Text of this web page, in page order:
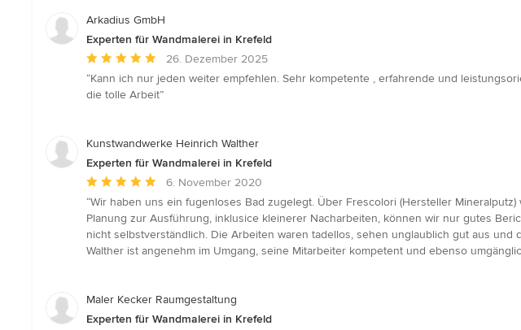
Arkadius GmbH
Experten für Wandmalerei in Krefeld
Durchschnittliche
Bewertung:
5
Sternen
26. Dezember 2025
“Kann ich nur jeden weiter empfehlen. Sehr kompetente , erfahrende und
die tolle Arbeit”
Kunstwandwerke Heinrich Walther
Experten für Wandmalerei in Krefeld
Durchschnittliche
Bewertung:
5
von
5
6. November 2020
“Wir haben uns ein fugenloses Bad zugelegt. Über Frescolori (Hersteller
Planung zur Ausführung, inklusice kleinerer Nacharbeiten, können wir nur gutes
nicht selbstverständlich. Die Arbeiten waren tadellos, sehen unglaublich gut aus
Walther ist angenehm im Umgang, seine Mitarbeiter kompetent und ebenso
Maler Kecker Raumgestaltung
Experten für Wandmalerei in Krefeld